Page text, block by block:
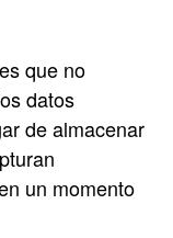
es que no
datos
de almacenar
un momento